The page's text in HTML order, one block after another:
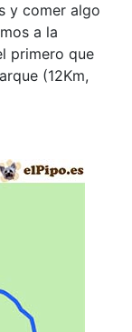
y comer algo
a la
primero que
(12Km,